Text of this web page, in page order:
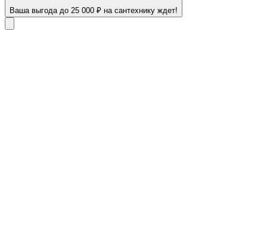
Ваша выгода до 25 000 ₽ на сантехнику ждет!